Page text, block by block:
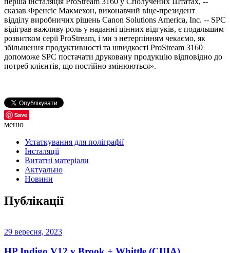
сказав Френсіс Макмехон, виконавчий віце-президент
відділу виробничих рішень Canon Solutions America, Inc. -- SPC
відіграв важливу роль у наданні цінних відгуків, є подальшим
розвитком серії ProStream, і ми з нетерпінням чекаємо, як
збільшення продуктивності та швидкості ProStream 3160
допоможе SPC постачати друковану продукцію відповідно до
потреб клієнтів, що постійно змінюються».
Save
меню
Устаткування для поліграфії
Інсталяції
Витатні матеріали
Актуально
Новини
Публікації
29 вересня, 2023